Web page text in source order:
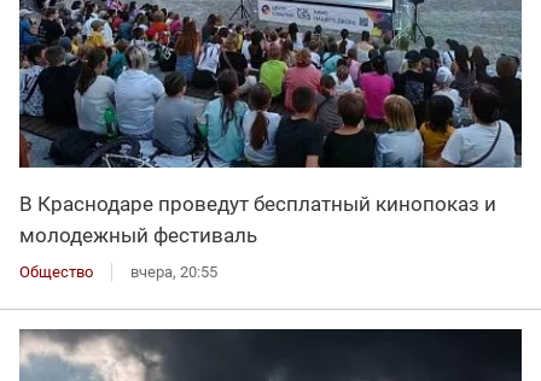
В Краснодаре проведут бесплатный кинопоказ и
молодежный фестиваль
Общество вчера, 20:55